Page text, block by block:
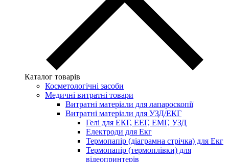
Каталог товарів
Косметологічні засоби
Медичні витратні товари
Витратні матеріали для лапароскопії
Витратні матеріали для УЗД/ЕКГ
Гелі для ЕКГ, ЕЕГ, ЕМГ, УЗД
Електроди для Екг
Термопапір (діаграмна стрічка) для Екг
Термопапір (термоплівки) для
відеопринтерів